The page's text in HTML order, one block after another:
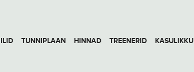
TUNNIPLAAN HINNAD TREENERID KASULIKKU